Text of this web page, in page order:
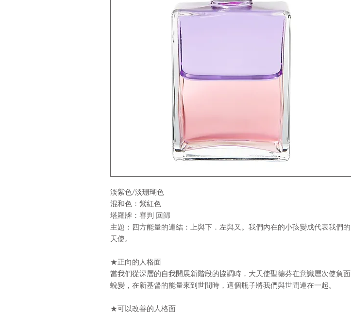
淡紫色/淡珊瑚色
混和色：紫紅色
塔羅牌：審判 回歸
主題：四方能量的連結：上與下．左與又。我們內在的小孩變成代表我們的
天使。
★正向的人格面
當我們從深層的自我開展新階段的協調時，大天使聖德芬在意識層次使負面
蛻變，在新基督的能量來到世間時，這個瓶子將我們與世間連在一起。
★可以改善的人格面